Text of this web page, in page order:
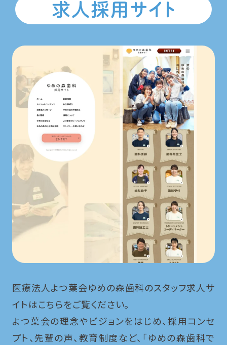
医療法人よつ葉会ゆめの森歯科のスタッフ求人サ
イトはこちらをご覧ください。
よつ葉会の理念やビジョンをはじめ、採用コンセ
プト、先輩の声、教育制度など、「ゆめの森歯科で